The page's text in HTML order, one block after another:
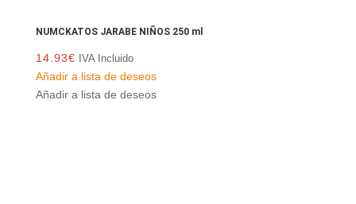
NUMCKATOS JARABE NIÑOS 250 ml
14.93€ IVA Incluido
Añadir a lista de deseos
Añadir a lista de deseos